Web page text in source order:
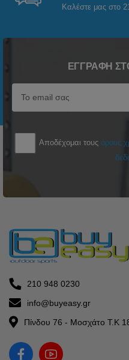
Καλέστε μας στο
ΕΓΓΡΑΦΉ
Αποδέχομαι τους όρους
210 948 0230
info@buyeasy.gr
Πίνδου 76 - Μοσχάτο Τ.Κ